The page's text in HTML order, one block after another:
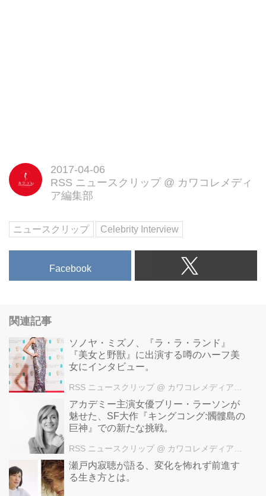
2017-04-06
RSS ニュースクリップ @ カワコレメディ
ア編集部
ニュースクリップ Celebrity Interview
Facebook
関連記事
ソノヤ・ミズノ、『ラ・ラ・ランド』
『美女と野獣』に出演する噂のハーフ美
女にインタビュー。
RSS ニュースクリップ @ カワコレメディア編集部
アカデミー主演女優ブリー・ラーソンが
魅せた、SF大作『キングコング:髑髏島の
巨神』での新たな挑戦。
RSS ニュースクリップ @ カワコレメディア編集部
瀬戸内寂聴が語る、変化を怖れず前進す
る生き方とは。